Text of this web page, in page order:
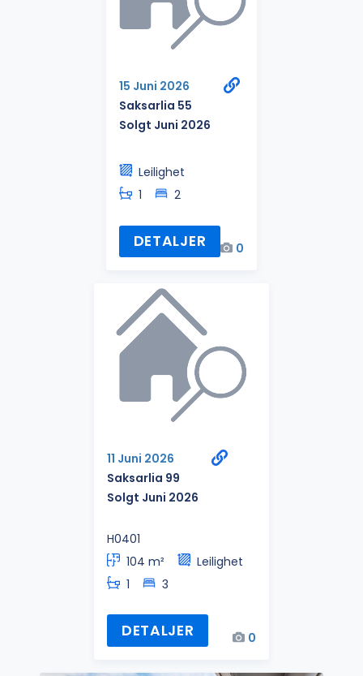
15 Juni 2026
Saksarlia 55
Solgt Juni 2026
Leilighet
1
2
DETALJER 0
11 Juni 2026
Saksarlia 99
Solgt Juni 2026
H0401
104 m²
Leilighet
1
3
DETALJER 0